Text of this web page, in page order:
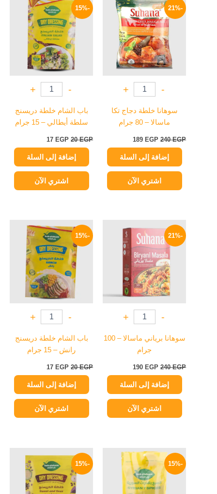
-21%
-
+
سوهانا خلطة دجاج تكا
ماسالا – 80 جرام
240EGP
الأصلي
هو:
240 EGP.
189 EGP
الحالي
هو:
189 EGP.
إضافة إلى السلة
اشتري الآن
-15%
-
+
باب الشام خلطة دريسنج
سلطة أيطالي – 15 جرام
20EGP
الأصلي
هو:
20 EGP.
17 EGP
الحالي
هو:
17 EGP.
إضافة إلى السلة
اشتري الآن
-21%
-
+
سوهانا برياني ماسالا – 100
جرام
240EGP
الأصلي
هو:
240 EGP.
190 EGP
الحالي
هو:
190 EGP.
إضافة إلى السلة
اشتري الآن
-15%
-
+
باب الشام خلطة دريسنج
رانش – 15 جرام
20EGP
الأصلي
هو:
20 EGP.
17 EGP
السعر
الحالي
هو:
17 EGP.
إضافة إلى السلة
اشتري الآن
-15%
السعر
الأصلي
هو:
65 EGP.
السعر
الحالي
هو:
55 EGP.
-15%
الأصلي
هو:
20 EGP.
الحالي
هو:
17 EGP.